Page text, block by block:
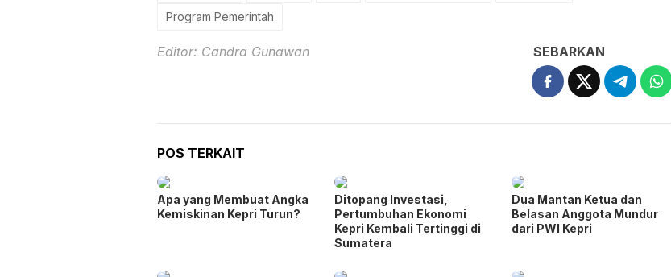
Program Pemerintah
Editor: Candra Gunawan SEBARKAN
POS TERKAIT
Apa yang Membuat Angka
Kemiskinan Kepri Turun?
Ditopang Investasi,
Pertumbuhan Ekonomi
Kepri Kembali Tertinggi di
Sumatera
Dua Mantan Ketua dan
Belasan Anggota Mundur
dari PWI Kepri